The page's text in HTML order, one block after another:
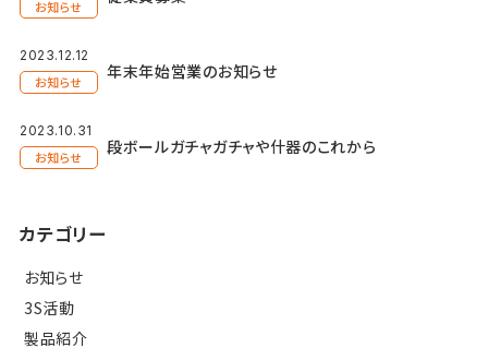
お知らせ
2023.12.12
お知らせ 年末年始営業のお知らせ
2023.10.31
お知らせ 段ボールガチャガチャや什器のこれから
カテゴリー
お知らせ
3S活動
製品紹介